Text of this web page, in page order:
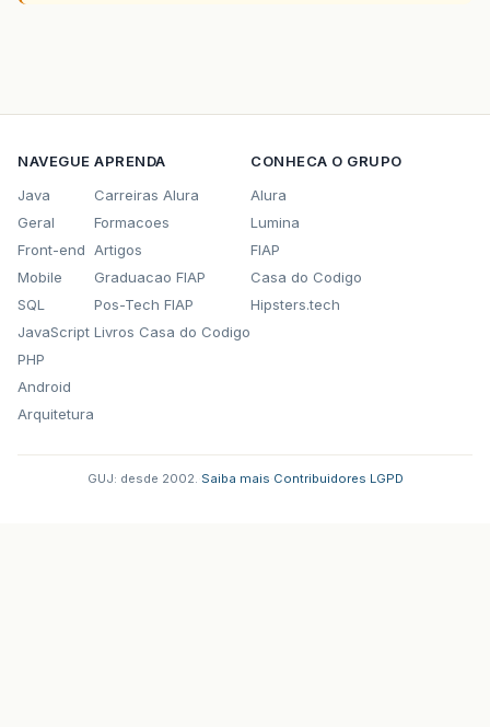
NAVEGUE
Java
Geral
Front-end
Mobile
SQL
JavaScript
PHP
Android
Arquitetura
APRENDA
Carreiras Alura
Formacoes
Artigos
Graduacao FIAP
Pos-Tech FIAP
Livros Casa do Codigo
CONHECA O GRUPO
Alura
Lumina
FIAP
Casa do Codigo
Hipsters.tech
GUJ: desde 2002. Saiba mais Contribuidores LGPD